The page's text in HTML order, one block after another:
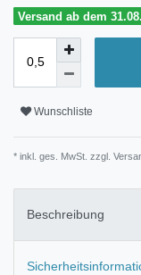
Versand ab dem
Wunschliste
* inkl. ges. MwSt. zzgl.
Beschreibung